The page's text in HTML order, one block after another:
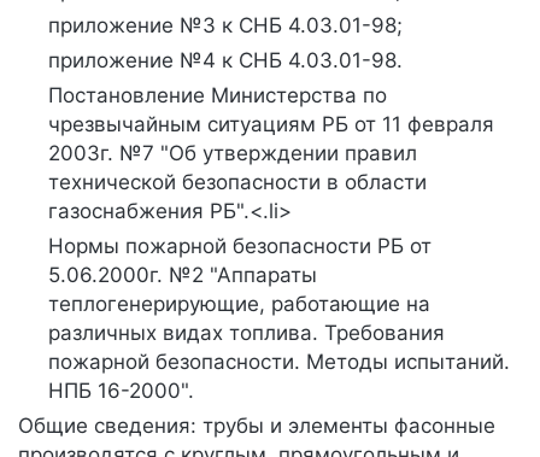
приложение №3 к СНБ 4.03.01-98;
приложение №4 к СНБ 4.03.01-98.
Постановление Министерства по
чрезвычайным ситуациям РБ от 11 февраля
2003г. №7 "Об утверждении правил
технической безопасности в области
газоснабжения РБ".<.li>
Нормы пожарной безопасности РБ от
5.06.2000г. №2 "Аппараты
теплогенерирующие, работающие на
различных видах топлива. Требования
пожарной безопасности. Методы испытаний.
НПБ 16-2000".
Общие сведения: трубы и элементы фасонные